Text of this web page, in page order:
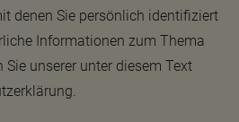
denen Sie persönlich identifiziert
Informationen zum Thema
unserer unter diesem Text